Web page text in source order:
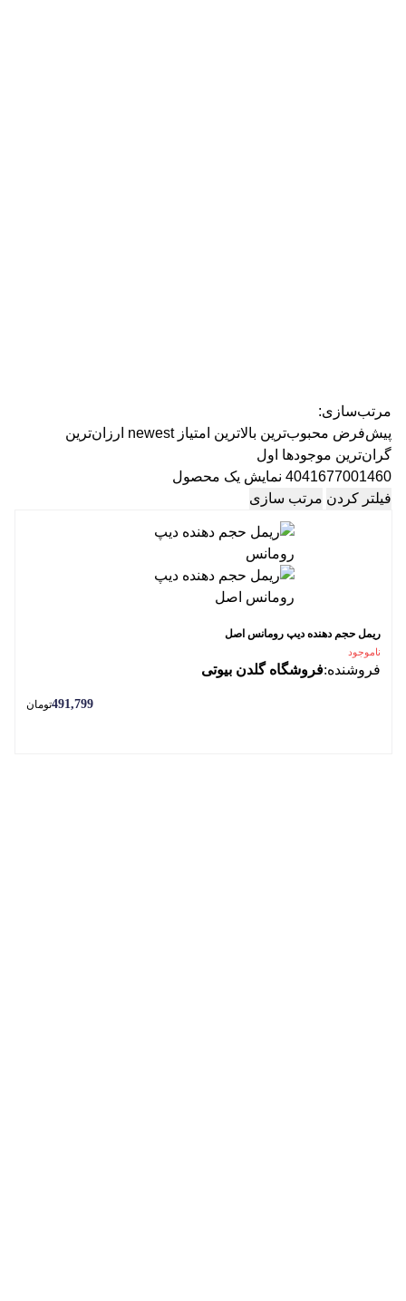
مرتب‌سازی:
پیش‌فرض محبوب‌ترین بالاترین امتیاز newest ارزان‌ترین
گران‌ترین موجودها اول
4041677001460 نمایش یک محصول
فیلتر کردن مرتب سازی
ریمل حجم دهنده دیپ رومانس اصل
ناموجود
فروشنده:فروشگاه گلدن بیوتی
491,799تومان